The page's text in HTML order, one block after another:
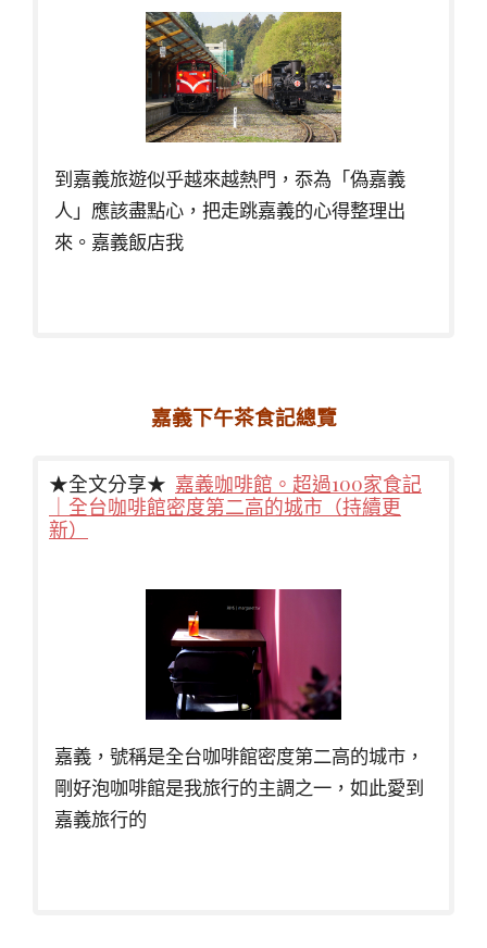
到嘉義旅遊似乎越來越熱門，忝為「偽嘉義
人」應該盡點心，把走跳嘉義的心得整理出
來。嘉義飯店我
嘉義下午茶食記總覽
★全文分享★ 嘉義咖啡館。超過100家食記
｜全台咖啡館密度第二高的城市（持續更
新）
嘉義，號稱是全台咖啡館密度第二高的城市，
剛好泡咖啡館是我旅行的主調之一，如此愛到
嘉義旅行的